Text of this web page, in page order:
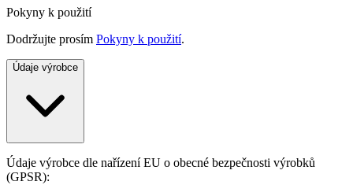
Pokyny k použití
Dodržujte prosím Pokyny k použití.
Údaje výrobce
Údaje výrobce dle nařízení EU o obecné bezpečnosti výrobků
(GPSR):